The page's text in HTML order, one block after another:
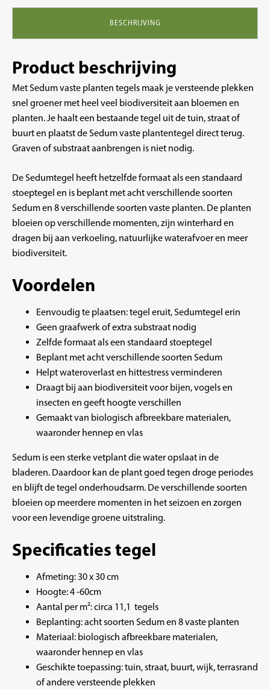
BESCHRIJVING
Product beschrijving
Met Sedum vaste planten tegels maak je versteende plekken
snel groener met heel veel biodiversiteit aan bloemen en
planten. Je haalt een bestaande tegel uit de tuin, straat of
buurt en plaatst de Sedum vaste plantentegel direct terug.
Graven of substraat aanbrengen is niet nodig.
De Sedumtegel heeft hetzelfde formaat als een standaard
stoeptegel en is beplant met acht verschillende soorten
Sedum en 8 verschillende soorten vaste planten. De planten
bloeien op verschillende momenten, zijn winterhard en
dragen bij aan verkoeling, natuurlijke waterafvoer en meer
biodiversiteit.
Voordelen
Eenvoudig te plaatsen: tegel eruit, Sedumtegel erin
Geen graafwerk of extra substraat nodig
Zelfde formaat als een standaard stoeptegel
Beplant met acht verschillende soorten Sedum
Helpt wateroverlast en hittestress verminderen
Draagt bij aan biodiversiteit voor bijen, vogels en
insecten en geeft hoogte verschillen
Gemaakt van biologisch afbreekbare materialen,
waaronder hennep en vlas
Sedum is een sterke vetplant die water opslaat in de
bladeren. Daardoor kan de plant goed tegen droge periodes
en blijft de tegel onderhoudsarm. De verschillende soorten
bloeien op meerdere momenten in het seizoen en zorgen
voor een levendige groene uitstraling.
Specificaties tegel
Afmeting: 30 x 30 cm
Hoogte: 4 -60cm
Aantal per m²: circa 11,1 tegels
Beplanting: acht soorten Sedum en 8 vaste planten
Materiaal: biologisch afbreekbare materialen,
waaronder hennep en vlas
Geschikte toepassing: tuin, straat, buurt, wijk, terrasrand
of andere versteende plekken